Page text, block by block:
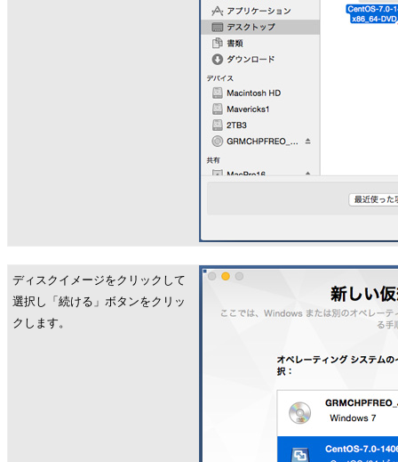
ディスクイメージをクリックして
選択し「続ける」ボタンをクリッ
クします。